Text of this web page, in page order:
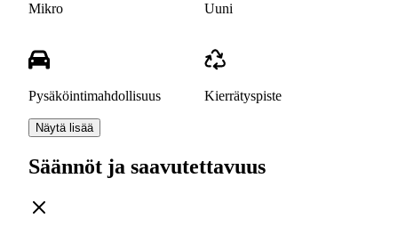
Mikro Uuni
Pysäköintimahdollisuus Kierrätyspiste
Näytä lisää
Säännöt ja saavutettavuus